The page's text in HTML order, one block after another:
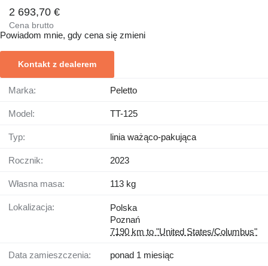
2 693,70 €
Cena brutto
Powiadom mnie, gdy cena się zmieni
Kontakt z dealerem
Marka: Peletto
Model: TT-125
Typ: linia ważąco-pakująca
Rocznik: 2023
Własna masa: 113 kg
Lokalizacja:
Polska
Poznań
7190 km to "United States/Columbus"
Data zamieszczenia: ponad 1 miesiąc